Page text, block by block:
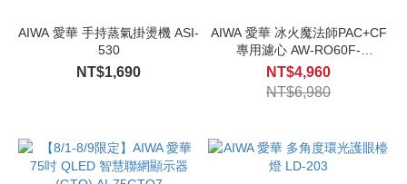
AIWA 愛華 手持蒸氣掛燙機 ASI-
530
NT$1,690
AIWA 愛華 冰火魔法師PAC+CF
專用濾心 AW-RO60F-
01+02+03
NT$4,960
NT$6,980